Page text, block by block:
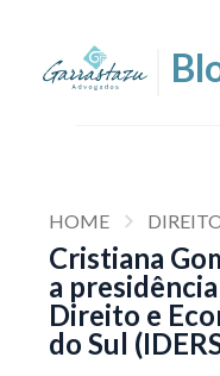
HOME
Cristiana
a
Direito e
do Sul